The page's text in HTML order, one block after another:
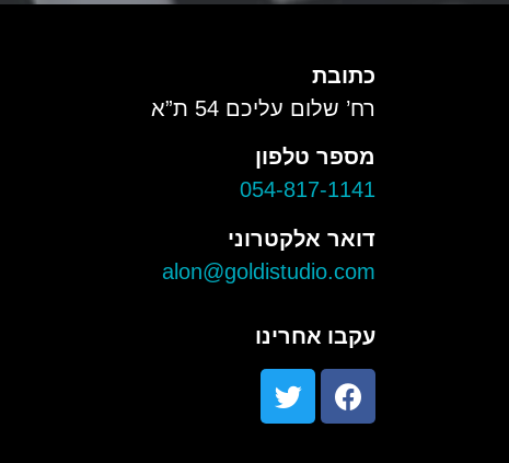
כתובת
רח’ שלום עליכם 54 ת”א
מספר טלפון
054-817-1141
דואר אלקטרוני
alon@goldistudio.com
עקבו אחרינו